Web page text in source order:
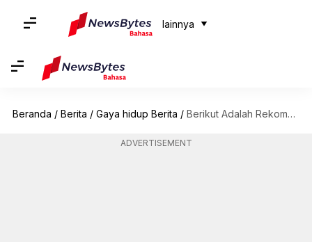
lainnya
Beranda / Berita / Gaya hidup Berita / Berikut Adalah Rekomendasi Buku Filosofis Terbaik Dari Selebriti Favorit Anda
ADVERTISEMENT